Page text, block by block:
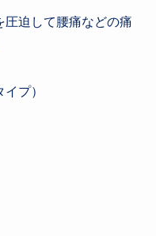
圧迫して腰痛などの痛
プ）